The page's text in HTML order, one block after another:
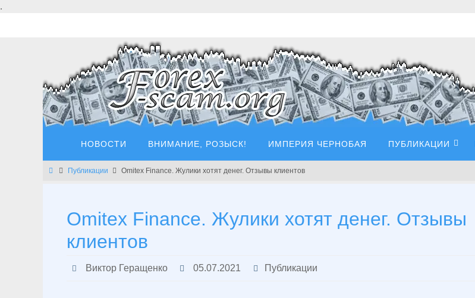
.
НОВОСТИ ВНИМАНИЕ, РОЗЫСК! ИМПЕРИЯ ЧЕРНОБАЯ ПУБЛИКАЦИИ
Главная
Публикации Omitex Finance. Жулики хотят денег. Отзывы клиентов
Omitex Finance. Жулики хотят денег. Отзывы
клиентов
Виктор Геращенко 05.07.2021 Публикации